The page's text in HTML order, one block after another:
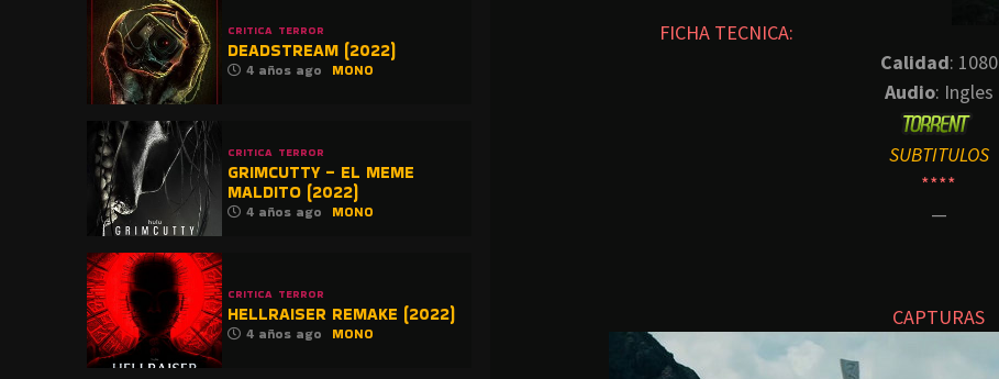
FICHA TECNICA:
Calidad: 1080
Audio: Ingles
SUBTITULOS
****
—
CAPTURAS
CRITICA TERROR
DEADSTREAM (2022)
4 años ago MONO
CRITICA TERROR
GRIMCUTTY – EL MEME
MALDITO (2022)
4 años ago MONO
CRITICA TERROR
HELLRAISER REMAKE (2022)
4 años ago MONO